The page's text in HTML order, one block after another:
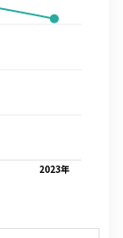
2023年